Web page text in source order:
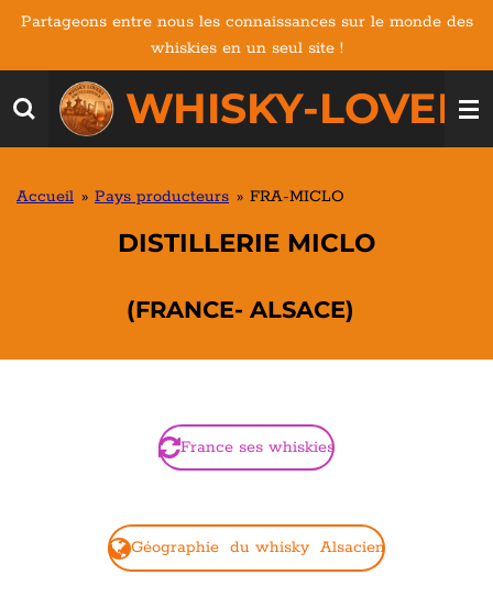
Passer
contenu
principal
WHISKY-
Partageons entre nous les connaissances sur le monde des
whiskies en un seul site !
Accueil » Pays producteurs » FRA-MICLO
DISTILLERIE MICLO
(FRANCE- ALSACE)
France ses whiskies
Géographie du whisky Alsacien